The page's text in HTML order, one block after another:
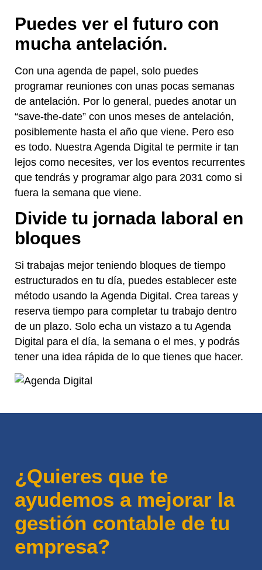
Puedes ver el futuro con
mucha antelación.
Con una agenda de papel, solo puedes
programar reuniones con unas pocas semanas
de antelación. Por lo general, puedes anotar un
“save-the-date” con unos meses de antelación,
posiblemente hasta el año que viene. Pero eso
es todo. Nuestra Agenda Digital te permite ir tan
lejos como necesites, ver los eventos recurrentes
que tendrás y programar algo para 2031 como si
fuera la semana que viene.
Divide tu jornada laboral en
bloques
Si trabajas mejor teniendo bloques de tiempo
estructurados en tu día, puedes establecer este
método usando la Agenda Digital. Crea tareas y
reserva tiempo para completar tu trabajo dentro
de un plazo. Solo echa un vistazo a tu Agenda
Digital para el día, la semana o el mes, y podrás
tener una idea rápida de lo que tienes que hacer.
¿Quieres que te
ayudemos a mejorar la
gestión contable de tu
empresa?